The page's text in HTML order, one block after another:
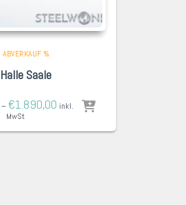
ABVERKAUF %
Halle Saale
– €1.890,00 inkl.
MwSt